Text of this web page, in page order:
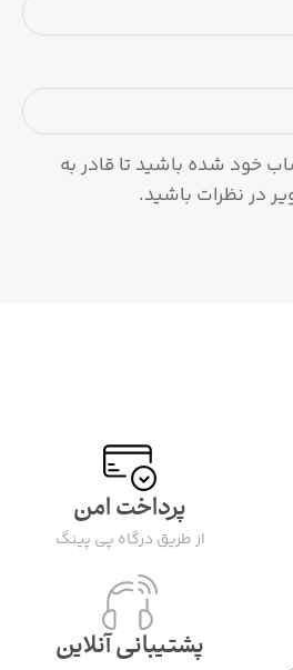
خود شده باشید تا قادر به
در نظرات باشید.
پرداخت امن
از طریق درگاه پی پینگ
پشتیبانی آنلاین